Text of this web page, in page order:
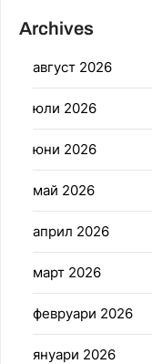
Archives
август 2026
юли 2026
юни 2026
май 2026
април 2026
март 2026
февруари 2026
януари 2026